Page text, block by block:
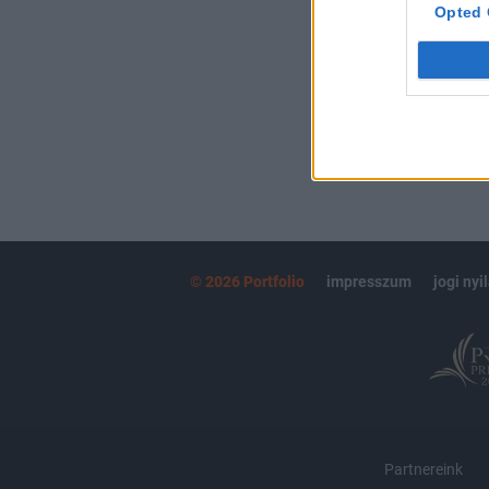
Opted
MÁR
© 2026 Portfolio impresszum jogi
Partnereink